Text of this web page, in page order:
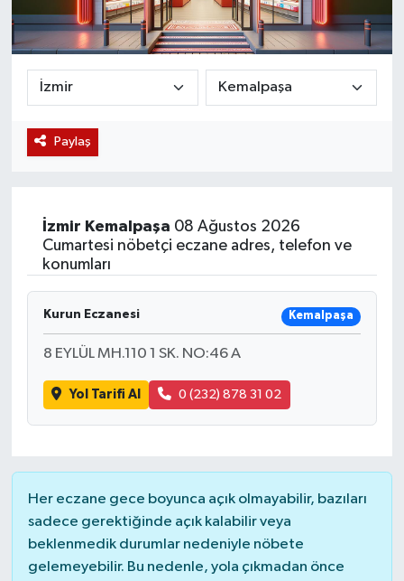
Paylaş
İzmir Kemalpaşa 08 Ağustos 2026
Cumartesi nöbetçi eczane adres, telefon ve
konumları
Kurun Eczanesi Kemalpaşa
8 EYLÜL MH.110 1 SK. NO:46 A
Yol Tarifi Al 0 (232) 878 31 02
Her eczane gece boyunca açık olmayabilir, bazıları
sadece gerektiğinde açık kalabilir veya
beklenmedik durumlar nedeniyle nöbete
gelemeyebilir. Bu nedenle, yola çıkmadan önce
Magazin
Etkinlikler